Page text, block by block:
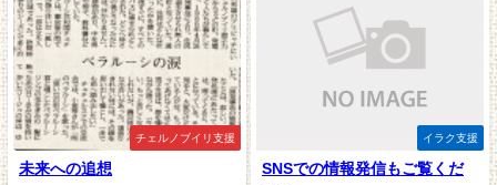
チェルノブイリ支援
未来への追想
イラク支援
SNSでの情報発信もご覧くだ